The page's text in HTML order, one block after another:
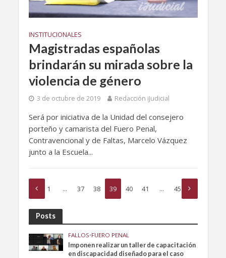
INSTITUCIONALES
Magistradas españolas
brindarán su mirada sobre la
violencia de género
3 de octubre de 2019 Redacción iJudicial
Será por iniciativa de la Unidad del consejero
porteño y camarista del Fuero Penal,
Contravencional y de Faltas, Marcelo Vázquez
junto a la Escuela...
1 … 37 38 39 40 41 … 45
Posts
FALLOS•FUERO PENAL
Imponen realizar un taller de capacitación
en discapacidad diseñado para el caso